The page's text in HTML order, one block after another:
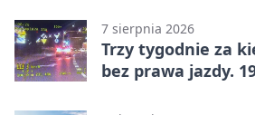
7 sierpnia 2026
Trzy tygodnie za
bez prawa jazdy.